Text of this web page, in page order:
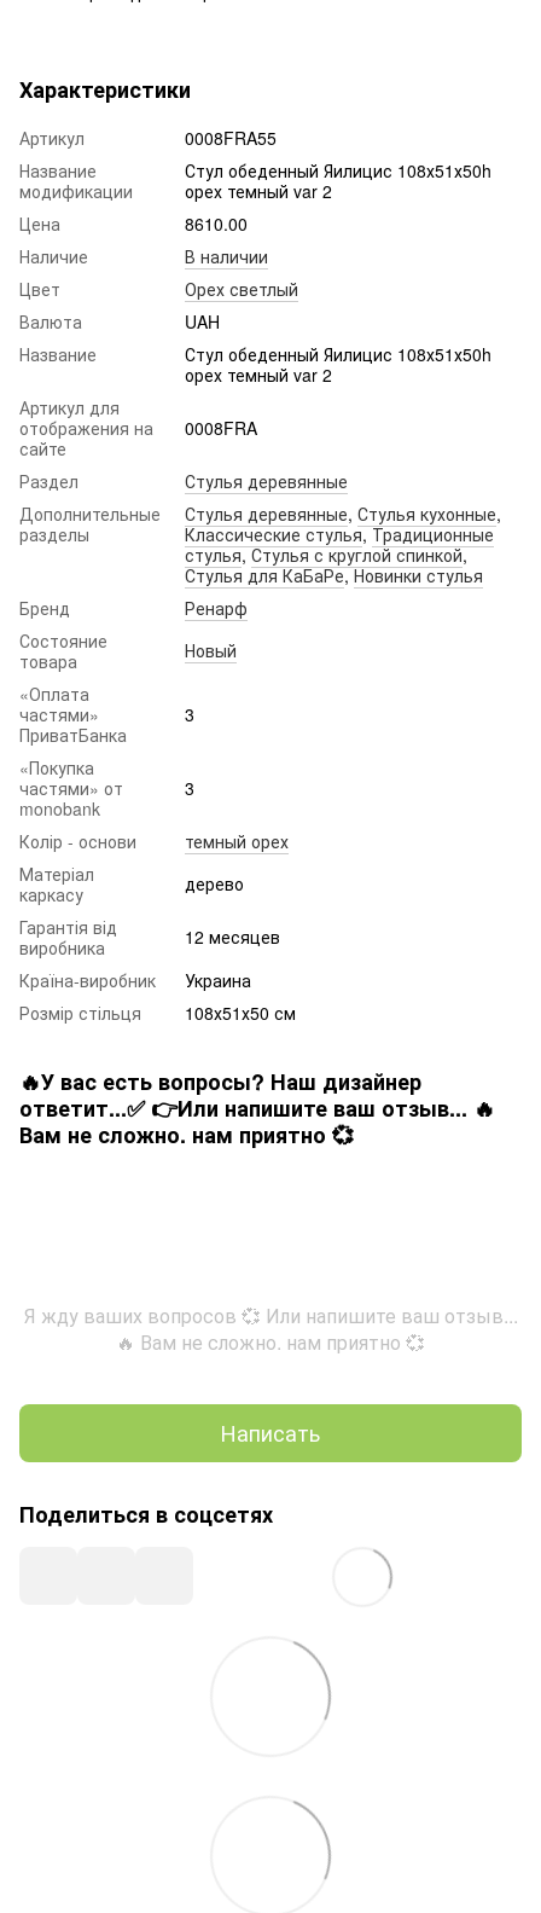
Характеристики
Артикул
0008FRA55
Название
модификации
Стул обеденный Яилицис 108х51х50h
орех темный var 2
Цена
8610.00
Наличие
В наличии
Цвет
Орех светлый
Валюта
UAH
Название
Стул обеденный Яилицис 108х51х50h
орех темный var 2
Артикул для
отображения на
сайте
0008FRA
Раздел
Стулья деревянные
Дополнительные
разделы
Стулья деревянные, Стулья кухонные,
Классические стулья,Традиционные
стулья,Стулья с круглой спинкой,
Стулья для КаБаРе,Новинки стулья
Бренд
Ренарф
Состояние
товара
Новый
«Оплата
частями»
ПриватБанка
3
«Покупка
частями» от
monobank
3
Колір - основи
темный орех
Матеріал
каркасу
дерево
Гарантія від
виробника
12 месяцев
Країна-виробник
Украина
Розмір стільця
108х51х50 см
🔥У вас есть вопросы? Наш дизайнер
ответит...✅ 👉Или напишите ваш отзыв... 🔥
Вам не сложно. нам приятно 💞
Я жду ваших вопросов 💞 Или напишите ваш отзыв...
🔥 Вам не сложно. нам приятно 💞
Написать
Поделиться в соцсетях